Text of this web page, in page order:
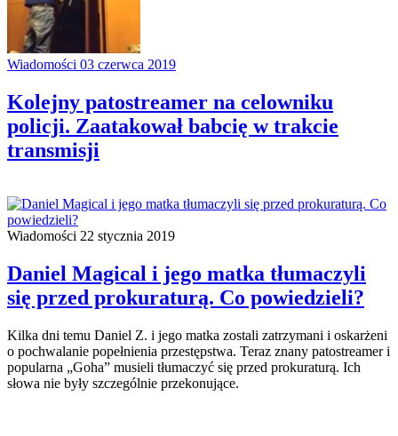
Wiadomości 03 czerwca 2019
Kolejny patostreamer na celowniku
policji. Zaatakował babcię w trakcie
transmisji
Wiadomości 22 stycznia 2019
Daniel Magical i jego matka tłumaczyli
się przed prokuraturą. Co powiedzieli?
Kilka dni temu Daniel Z. i jego matka zostali zatrzymani i oskarżeni
o pochwalanie popełnienia przestępstwa. Teraz znany patostreamer i
popularna „Goha” musieli tłumaczyć się przed prokuraturą. Ich
słowa nie były szczególnie przekonujące.